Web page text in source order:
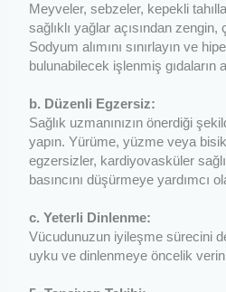
Meyveler, sebzeler, kepekli
sağlıklı yağlar açısından
Sodyum alımını sınırlayın ve
bulunabilecek işlenmiş gıdaların
b. Düzenli Egzersiz:
Sağlık uzmanınızın önerdiği
yapın. Yürüme, yüzme veya
egzersizler, kardiyovasküler
basıncını düşürmeye yardımcı
c. Yeterli Dinlenme:
Vücudunuzun iyileşme sürecini
uyku ve dinlenmeye öncelik